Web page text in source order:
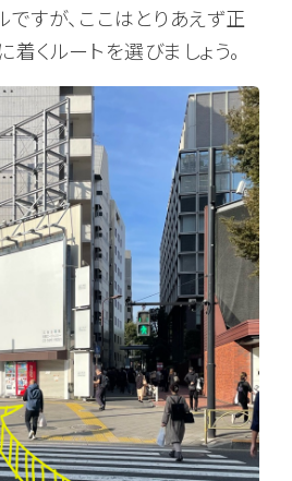
すが、ここはとりあえず正
くルートを選びましょう。